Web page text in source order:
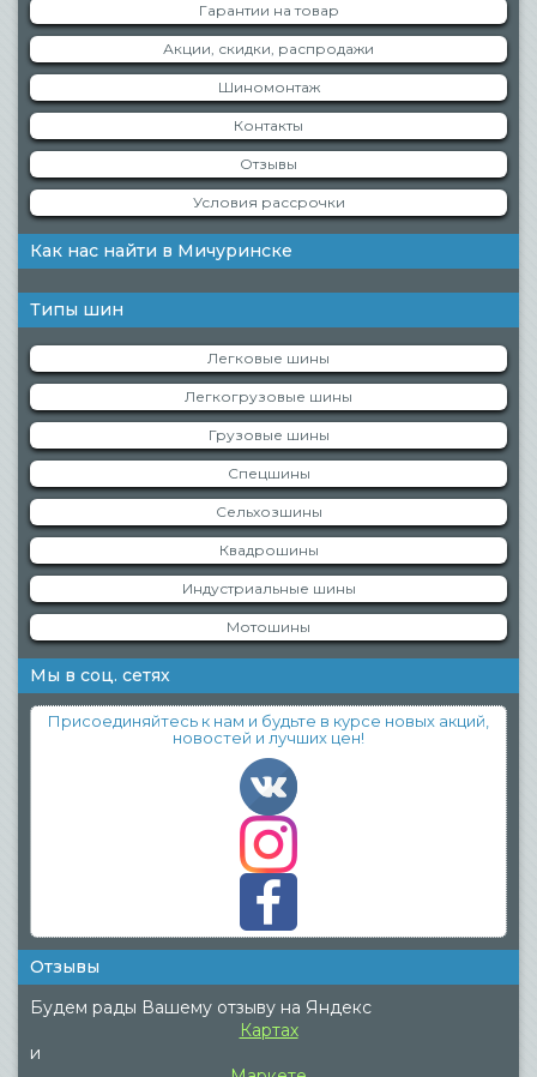
Гарантии на товар
Акции, скидки, распродажи
Шиномонтаж
Контакты
Отзывы
Условия рассрочки
Как нас найти в Мичуринске
Типы шин
Легковые шины
Легкогрузовые шины
Грузовые шины
Спецшины
Сельхозшины
Квадрошины
Индустриальные шины
Мотошины
Мы в соц. сетях
Присоединяйтесь к нам и будьте в курсе новых акций,
новостей и лучших цен!
Отзывы
Будем рады Вашему отзыву на Яндекс
Картах
и